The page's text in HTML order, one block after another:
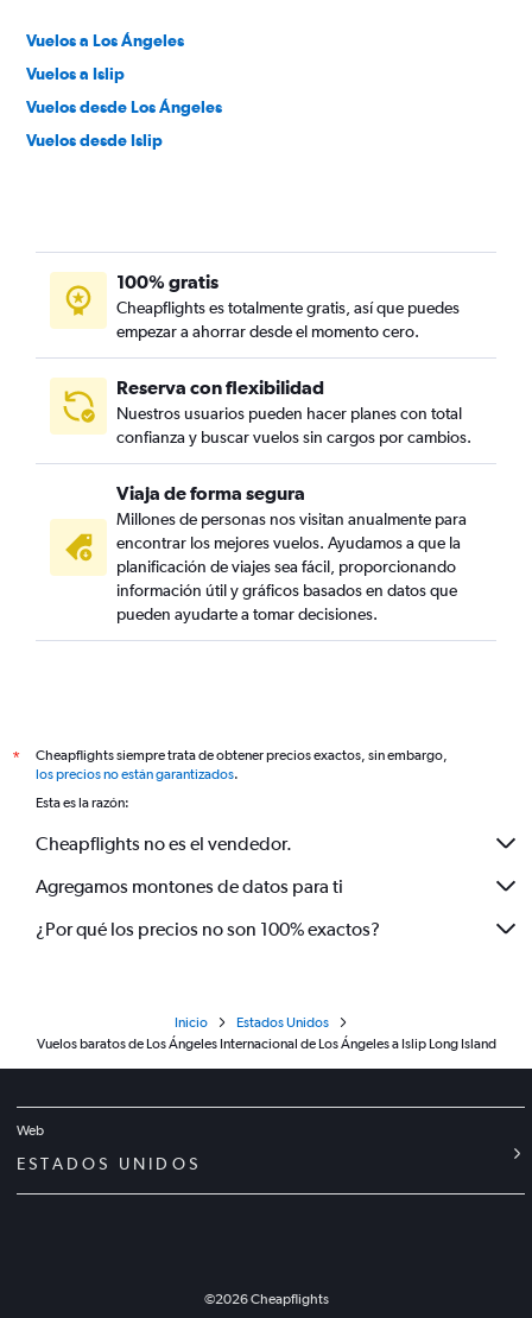
Vuelos a Los Ángeles
Vuelos a Islip
Vuelos desde Los Ángeles
Vuelos desde Islip
100% gratis
Cheapflights es totalmente gratis, así que puedes
empezar a ahorrar desde el momento cero.
Reserva con flexibilidad
Nuestros usuarios pueden hacer planes con total
confianza y buscar vuelos sin cargos por cambios.
Viaja de forma segura
Millones de personas nos visitan anualmente para
encontrar los mejores vuelos. Ayudamos a que la
planificación de viajes sea fácil, proporcionando
información útil y gráficos basados en datos que
pueden ayudarte a tomar decisiones.
*
Cheapflights siempre trata de obtener precios exactos, sin embargo,
los precios no están garantizados.
Esta es la razón:
Cheapflights no es el vendedor.
Agregamos montones de datos para ti
¿Por qué los precios no son 100% exactos?
Inicio
Estados Unidos
Vuelos baratos de Los Ángeles Internacional de Los Ángeles a Islip Long Island
Web
ESTADOS UNIDOS
©2026Cheapflights